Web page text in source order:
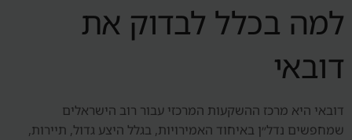
למה בכלל לבדוק את
דובאי
דובאי היא מרכז ההשקעות המרכזי עבור רוב הישראלים
שמחפשים נדל״ן באיחוד האמירויות, בגלל היצע גדול, תיירות,